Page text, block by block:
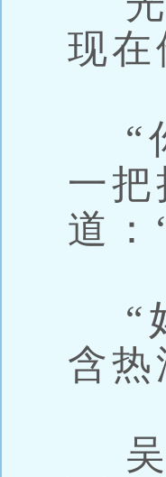
现在
“
一
道
“
含
吴